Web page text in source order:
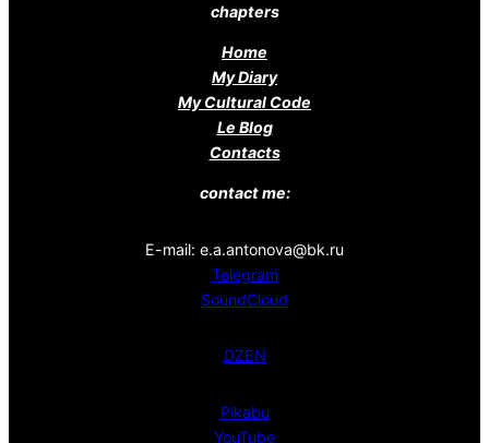
chapters
Home
My Diary
My Cultural Code
Le Blog
Contacts
contact me:
E-mail: e.a.antonova@bk.ru
Telegram
SoundCloud
DZEN
Pikabu
YouTube